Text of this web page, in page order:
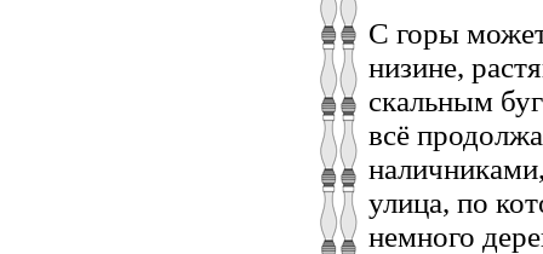
С горы
низине,
скальным
всё
улица, по
немного